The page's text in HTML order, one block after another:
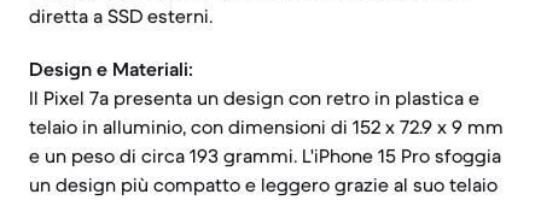
diretta a SSD esterni.
Design e Materiali:
Il Pixel 7a presenta un design con retro in plastica e
telaio in alluminio, con dimensioni di 152 x 72.9 x 9 mm
e un peso di circa 193 grammi. L'iPhone 15 Pro sfoggia
un design più compatto e leggero grazie al suo telaio